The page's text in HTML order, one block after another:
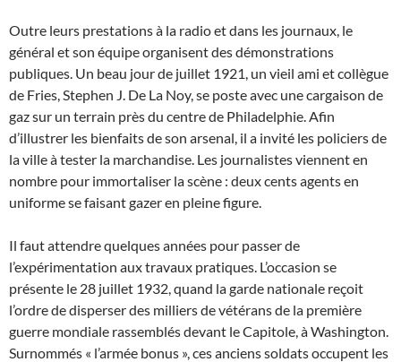
Outre leurs prestations à la radio et dans les journaux, le
général et son équipe organisent des démonstrations
publiques. Un beau jour de juillet 1921, un vieil ami et collègue
de Fries, Stephen J. De La Noy, se poste avec une cargaison de
gaz sur un terrain près du centre de Philadelphie. Afin
d’illustrer les bienfaits de son arsenal, il a invité les policiers de
la ville à tester la marchandise. Les journalistes viennent en
nombre pour immortaliser la scène : deux cents agents en
uniforme se faisant gazer en pleine figure.
Il faut attendre quelques années pour passer de
l’expérimentation aux travaux pratiques. L’occasion se
présente le 28 juillet 1932, quand la garde nationale reçoit
l’ordre de disperser des milliers de vétérans de la première
guerre mondiale rassemblés devant le Capitole, à Washington.
Surnommés « l’armée bonus », ces anciens soldats occupent les